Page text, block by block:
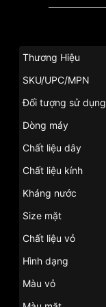
Thương Hiệu
SKU/UPC/MPN
Đối tượng sử dụng
Dòng máy
Chất liệu dây
Chất liệu kính
Kháng nước
Size mặt
Chất liệu vỏ
Hình dạng
Màu vỏ